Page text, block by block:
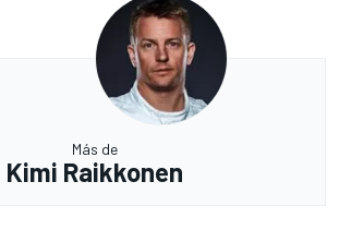
Más de
Kimi Raikkonen